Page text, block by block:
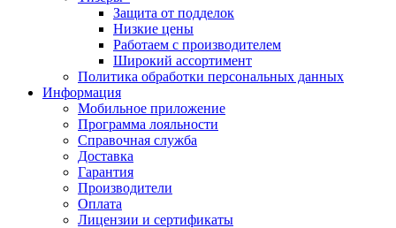
Защита от подделок
Низкие цены
Работаем с производителем
Широкий ассортимент
Политика обработки персональных данных
Информация
Мобильное приложение
Программа лояльности
Справочная служба
Доставка
Гарантия
Производители
Оплата
Лицензии и сертификаты